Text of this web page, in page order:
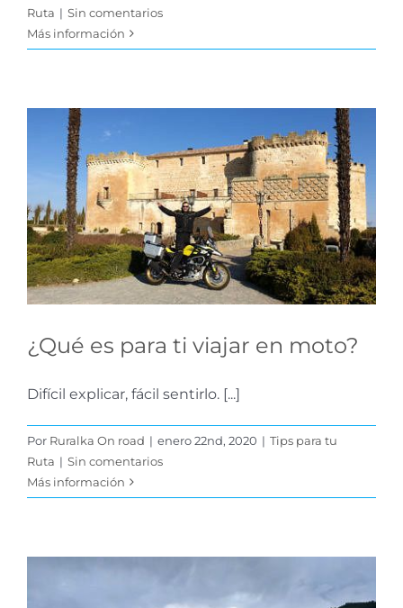
Ruta | Sin comentarios
Más información
¿Qué es para ti viajar en
moto?
Tips para tu Ruta
¿Qué es para ti viajar en moto?
Difícil explicar, fácil sentirlo. [...]
Por Ruralka On road | enero 22nd, 2020 | Tips para tu
Ruta | Sin comentarios
Más información